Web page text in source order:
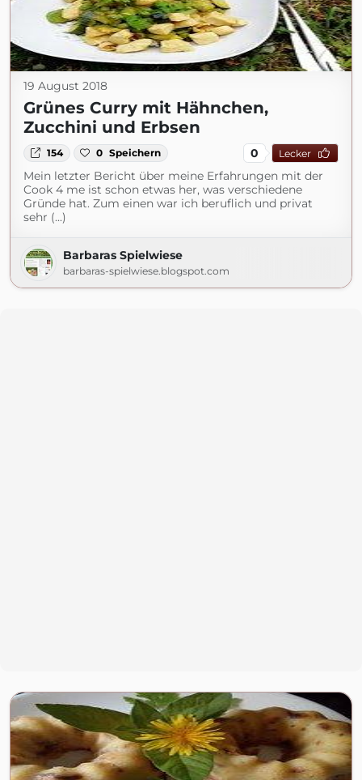
19 August 2018
Grünes Curry mit Hähnchen,
Zucchini und Erbsen
154 0 Speichern 0 Lecker
Mein letzter Bericht über meine Erfahrungen mit der
Cook 4 me ist schon etwas her, was verschiedene
Gründe hat. Zum einen war ich beruflich und privat
sehr (...)
Barbaras Spielwiese
barbaras-spielwiese.blogspot.com